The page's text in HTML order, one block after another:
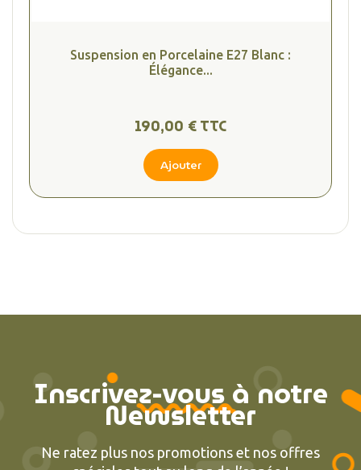
Suspension en Porcelaine E27 Blanc :
Élégance...
190,00 € TTC
Ajouter
Inscrivez-vous à notre
Newsletter
Ne ratez plus nos promotions et nos offres